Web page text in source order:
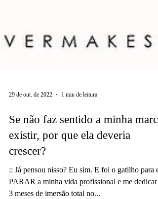
29 de out. de 2022 1 min de leitura
Se não faz sentido a minha marca
crescer?
:: Já pensou nisso? Eu sim. E foi o gatilho para